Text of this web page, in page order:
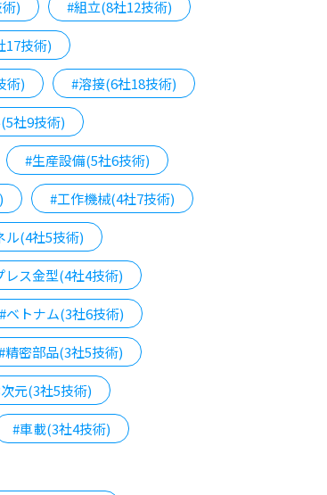
) #組立(8社12技術)
17技術)
術) #溶接(6社18技術)
社9技術)
#生産設備(5社6技術)
#工作機械(4社7技術)
ル(4社5技術)
レス金型(4社4技術)
#ベトナム(3社6技術)
精密部品(3社5技術)
元(3社5技術)
#車載(3社4技術)